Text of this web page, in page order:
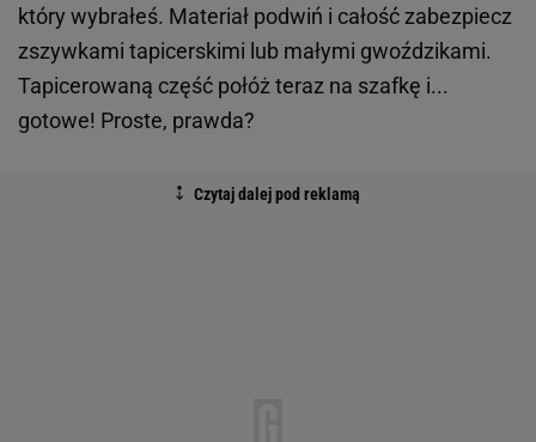
który wybrałeś. Materiał podwiń i całość zabezpiecz
zszywkami tapicerskimi lub małymi gwoździkami.
Tapicerowaną część połóż teraz na szafkę i...
gotowe! Proste, prawda?